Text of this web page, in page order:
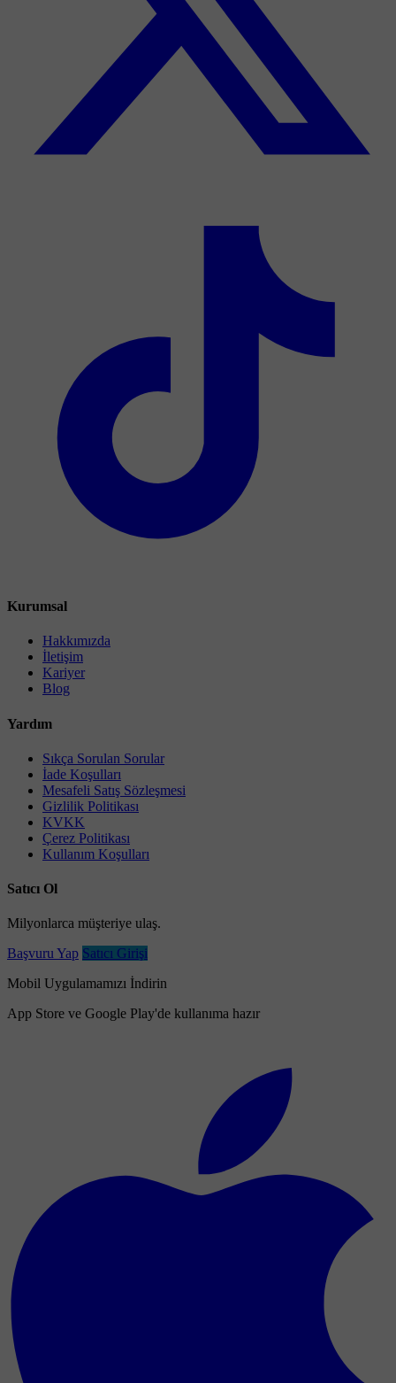
Kurumsal
Hakkımızda
İletişim
Kariyer
Blog
Yardım
Sıkça Sorulan Sorular
İade Koşulları
Mesafeli Satış Sözleşmesi
Gizlilik Politikası
KVKK
Çerez Politikası
Kullanım Koşulları
Satıcı Ol
Milyonlarca müşteriye ulaş.
Başvuru Yap Satıcı Girişi
Mobil Uygulamamızı İndirin
App Store ve Google Play'de kullanıma hazır